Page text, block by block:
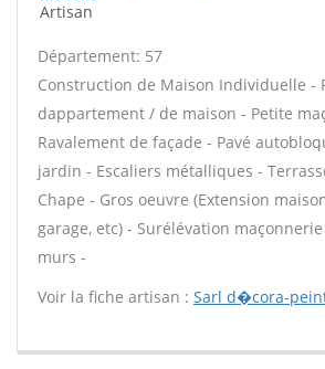
Artisan
Département: 57
Construction de Maison Individuelle -
dappartement / de maison - Petite
Ravalement de façade - Pavé
jardin - Escaliers métalliques -
Chape - Gros oeuvre (Extension
garage, etc) - Surélévation
murs -
Voir la fiche artisan : Sarl d�cora-